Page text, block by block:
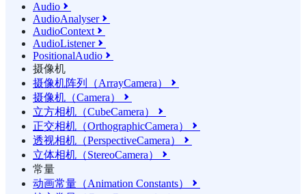
Audio 
AudioAnalyser
AudioContext 
AudioListener
PositionalAudio 
摄像机
摄像机阵列（ArrayCamera）

摄像机（Camera） 
立方相机（CubeCamera） 
正交相机（OrthographicCamera） 
透视相机（PerspectiveCamera） 
立体相机（StereoCamera） 
常量
动画常量（Animation Constants）
